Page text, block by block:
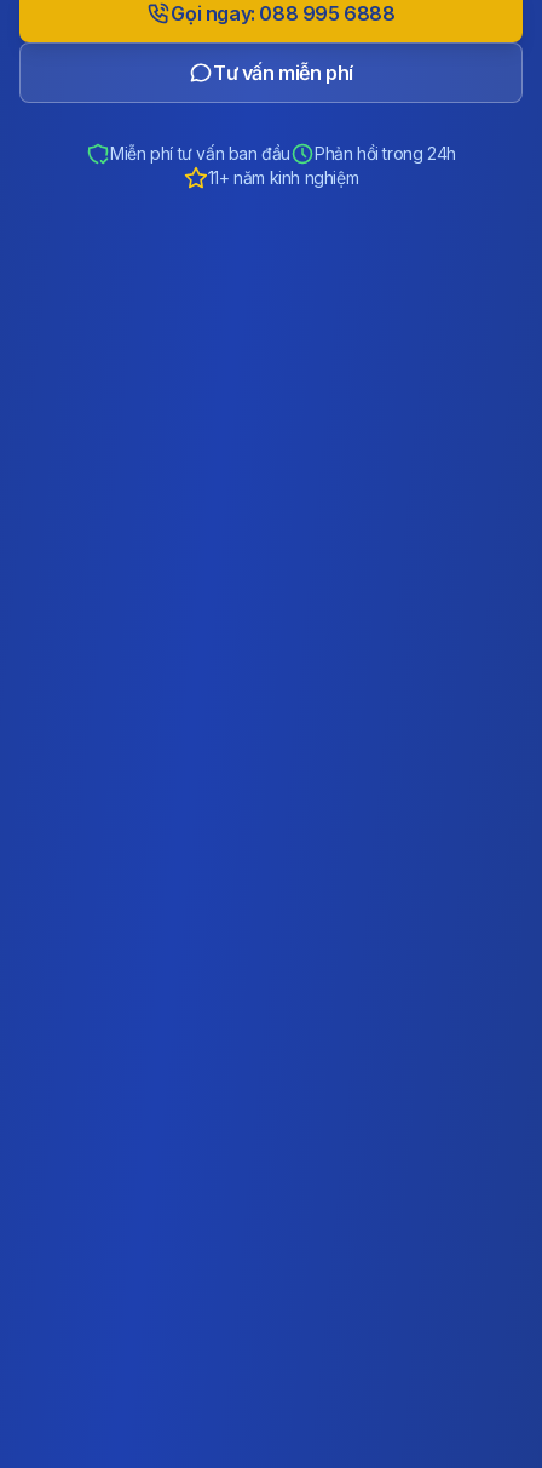
Gọi ngay: 088 995 6888
Tư vấn miễn phí
Miễn phí tư vấn ban đầu
Phản hồi trong 24h
11+ năm kinh nghiệm